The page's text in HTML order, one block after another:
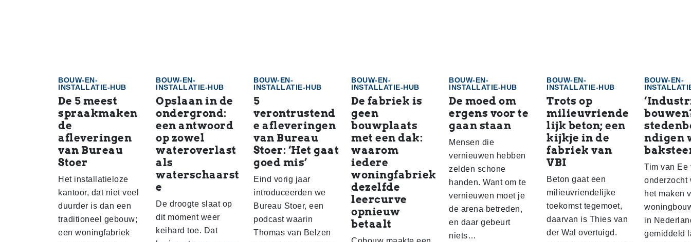
BOUW-EN-
INSTALLATIE-HUB
De 5 meest
spraakmaken
de
afleveringen
van Bureau
Stoer
Het installatieloze
kantoor, dat niet veel
duurder is dan een
traditioneel gebouw;
een woningfabriek
BOUW-EN-
INSTALLATIE-HUB
Opslaan in de
ondergrond:
een antwoord
op zowel
wateroverlast
als
waterschaarst
e
De droogte slaat op
dit moment weer
keihard toe. Dat
BOUW-EN-
INSTALLATIE-HUB
5
verontrustend
e afleveringen
van Bureau
Stoer: ‘Het gaat
goed mis’
Eind vorig jaar
introduceerden we
Bureau Stoer, een
podcast waarin
Thomas van Belzen
BOUW-EN-
INSTALLATIE-HUB
De fabriek is
geen
bouwplaats
met een dak:
waarom
iedere
woningfabriek
dezelfde
leercurve
opnieuw
betaalt
BOUW-EN-
INSTALLATIE-HUB
De moed om
ergens voor te
gaan staan
Mensen die
vernieuwen hebben
zelden schone
handen. Want om te
vernieuwen moet je
de arena betreden,
en daar gebeurt
niets…
BOUW-EN-
INSTALLATIE-HUB
Trots op
milieuvriende
lijk beton; een
kijkje in de
fabriek van
VBI
Beton gaat een
milieuvriendelijke
toekomst tegemoet,
daarvan is Thies van
der Wal overtuigd.
BOUW-EN-
ndigen
Tim van Ee
onderzocht
het maken
in
gemiddeld